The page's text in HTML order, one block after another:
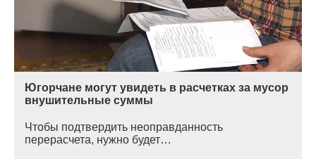
Югорчане могут увидеть в расчетках за мусор
внушительные суммы
Чтобы подтвердить неоправданность
перерасчета, нужно будет…